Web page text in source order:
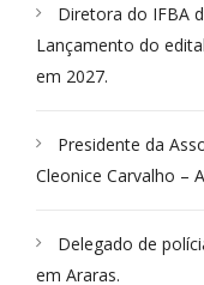
Diretora do IFBA
Lançamento do
em 2027.
Presidente da
Cleonice Carvalho –
Delegado de
em Araras.